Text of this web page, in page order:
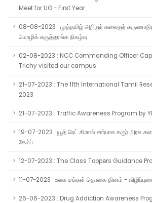
Meet for UG - First Year
08-08-2023 : முத்தமிழ் அறிஞர் கலைஞர்
மொழிக் கருத்தரங்க நிகழ்வு
02-08-2023 : NCC Commanding Officer
Trichy visited our campus
21-07-2023 : The 11th International Tamil
2023
21-07-2023 : Traffic Awareness Program by
19-07-2023 : யூத் ரெட் கிராஸ் சார்பாக கரூர் அரசு
கேம்ப்
12-07-2023 : The Class Toppers Guidance
11-07-2023 : உலக மக்கள் தொகை தினம் -
26-06-2023 : Drug Addiction Awareness